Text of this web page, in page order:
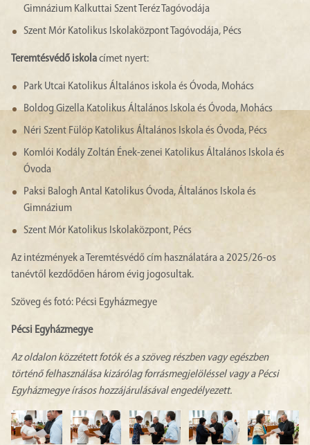
Gimnázium Kalkuttai Szent Teréz Tagóvodája
Szent Mór Katolikus Iskolaközpont Tagóvodája, Pécs
Teremtésvédő iskolacímet nyert:
Park Utcai Katolikus Általános iskola és Óvoda, Mohács
Boldog Gizella Katolikus Általános Iskola és Óvoda, Mohács
Néri Szent Fülöp Katolikus Általános Iskola és Óvoda, Pécs
Komlói Kodály Zoltán Ének-zenei Katolikus Általános Iskola és
Óvoda
Paksi Balogh Antal Katolikus Óvoda, Általános Iskola és
Gimnázium
Szent Mór Katolikus Iskolaközpont, Pécs
Az intézmények a Teremtésvédő cím használatára a 2025/26-os
tanévtől kezdődően három évig jogosultak.
Szöveg és fotó: Pécsi Egyházmegye
Pécsi Egyházmegye
Az oldalon közzétett fotók és a szöveg részben vagy egészben
történő felhasználása kizárólag forrásmegjelöléssel vagy a Pécsi
Egyházmegye írásos hozzájárulásával engedélyezett.